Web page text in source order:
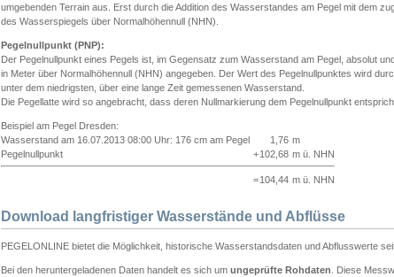
umgebenden Terrain aus. Erst durch die Addition des Wasserstandes am Pegel mit dem
des Wasserspiegels über Normalhöhennull (NHN).
Pegelnullpunkt (PNP):
Der Pegelnullpunkt eines Pegels ist, im Gegensatz zum Wasserstand am Pegel, absolut
in Meter über Normalhöhennull (NHN) angegeben. Der Wert des Pegelnullpunktes wird
unter dem niedrigsten, über eine lange Zeit gemessenen Wasserstand.
Die Pegellatte wird so angebracht, dass deren Nullmarkierung dem Pegelnullpunkt
Beispiel am Pegel Dresden:
Wasserstand am 16.07.2013 08:00 Uhr: 176 cm am Pegel
1,76 m
Pegelnullpunkt
+102,68 m ü. NHN
=104,44 m ü. NHN
Download langfristiger Wasserstände und Abflüsse
PEGELONLINE bietet die Möglichkeit, historische Wasserstandsdaten und Abflusswerte
Bei den heruntergeladenen Daten handelt es sich um ungeprüfte Rohdaten . Diese